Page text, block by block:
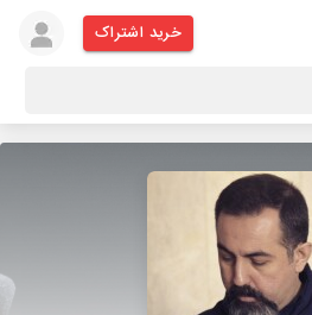
خرید اشتراک